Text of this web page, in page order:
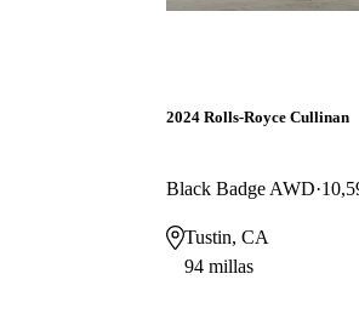
2024 Rolls-Royce Cullinan
Black Badge AWD
Tustin, CA
94 millas